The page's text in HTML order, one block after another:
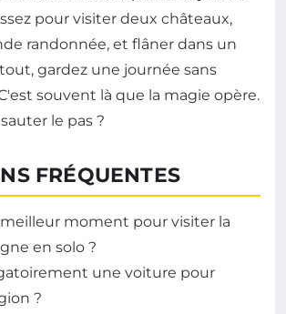
pour visiter deux châteaux,
randonnée, et flâner dans un
gardez une journée sans
souvent là que la magie opère.
le pas ?
FRÉQUENTES
moment pour visiter la
en solo ?
une voiture pour
?